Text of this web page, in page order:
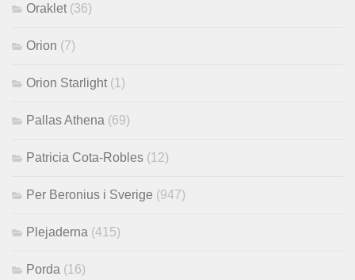
Oraklet (36)
Orion (7)
Orion Starlight (1)
Pallas Athena (69)
Patricia Cota-Robles (12)
Per Beronius i Sverige (947)
Plejaderna (415)
Porda (16)